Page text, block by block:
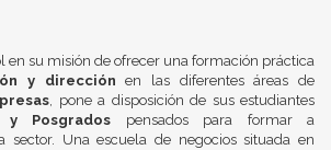
en su misión de ofrecer una formación práctica
y dirección en las diferentes áreas de
, pone a disposición de sus estudiantes
y Posgrados pensados para formar a
sector. Una escuela de negocios situada en